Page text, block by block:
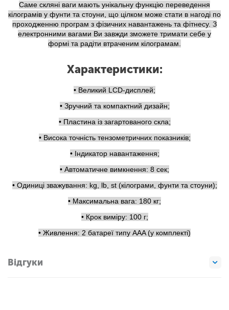
Саме скляні ваги мають унікальну функцію переведення
кілограмів у фунти та стоуни, що цілком може стати в нагоді по
проходженню програм з фізичних навантажень та фітнесу. З
електронними вагами Ви завжди зможете тримати себе у
формі та радіти втраченим кілограмам.
Характеристики:
• Великий LCD-дисплей;
• Зручний та компактний дизайн;
• Пластина із загартованого скла;
• Висока точність тензометричних показників;
• Індикатор навантаження;
• Автоматичне вимкнення: 8 сек;
• Одиниці зважування: kg, lb, st (кілограми, фунти та стоуни);
• Максимальна вага: 180 кг;
• Крок виміру: 100 г;
• Живлення: 2 батареї типу AAA (у комплекті)
Відгуки